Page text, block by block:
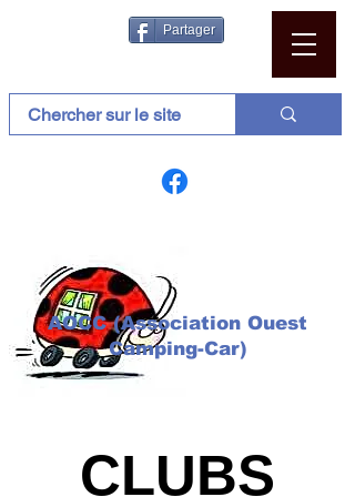
Partager
AOCC (Association Ouest
Camping-Car)
CLUBS
CLUBS